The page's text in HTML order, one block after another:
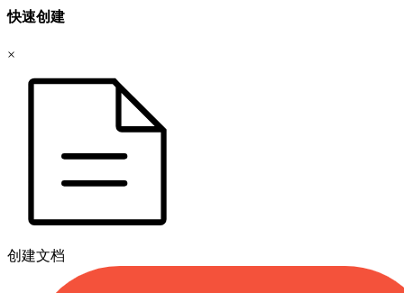
快速创建
×
创建文档